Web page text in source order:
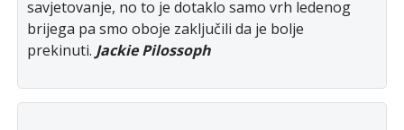
savjetovanje, no to je dotaklo samo vrh ledenog
brijega pa smo oboje zaključili da je bolje
prekinuti. Jackie Pilossoph